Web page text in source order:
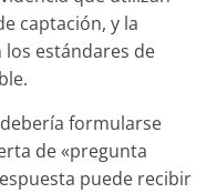
captación, y la
estándares de
formularse
de «pregunta
puede recibir